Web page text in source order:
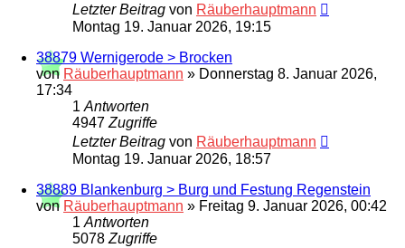
Letzter Beitrag von Räuberhauptmann
Montag 19. Januar 2026, 19:15
38879 Wernigerode > Brocken
von Räuberhauptmann » Donnerstag 8. Januar 2026,
17:34
1 Antworten
4947 Zugriffe
Letzter Beitrag von Räuberhauptmann
Montag 19. Januar 2026, 18:57
38889 Blankenburg > Burg und Festung Regenstein
von Räuberhauptmann » Freitag 9. Januar 2026, 00:42
1 Antworten
5078 Zugriffe